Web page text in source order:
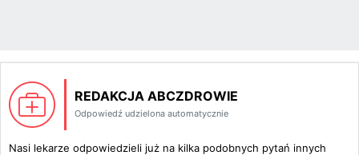
REDAKCJA ABCZDROWIE
Odpowiedź udzielona automatycznie
Nasi lekarze odpowiedzieli już na kilka podobnych pytań innych